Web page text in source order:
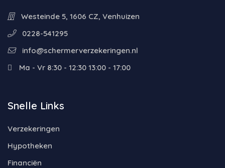
Westeinde 5, 1606 CZ, Venhuizen
0228-541295
info@schermerverzekeringen.nl
Ma - Vr 8:30 - 12:30 13:00 - 17:00
Snelle Links
Verzekeringen
Hypotheken
Financiën